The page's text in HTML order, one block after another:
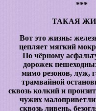
***
ТАКАЯ
Вот это жизнь:
цепляет мягкий
По чёрному
дорожек
мимо резонов, луж,
трамвайной
сквозь колкий и
чужих
сквозь ливень,